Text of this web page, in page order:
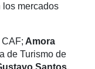
los mercados
CAF; Amora
de Turismo de